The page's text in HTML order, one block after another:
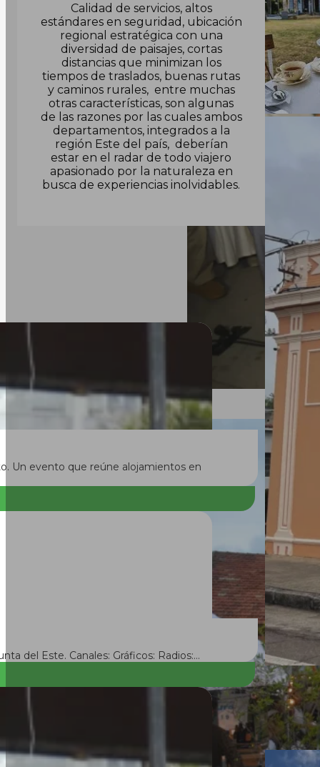
Calidad de servicios, altos
estándares en seguridad, ubicación
regional estratégica con una
diversidad de paisajes, cortas
distancias que minimizan los
tiempos de traslados, buenas rutas
y caminos rurales, entre muchas
otras características, son algunas
de las razones por las cuales ambos
departamentos, integrados a la
región Este del país, deberían
estar en el radar de todo viajero
apasionado por la naturaleza en
busca de experiencias inolvidables.
Un evento que reúne alojamientos en
del Este. Canales: Gráficos: Radios:…